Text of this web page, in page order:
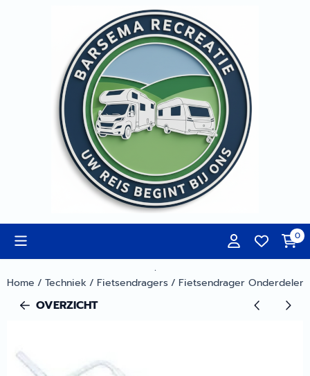
Cookievoorkeuren zijn momenteel gesloten.
0
.
Home / Techniek/ Fietsendragers/ Fietsendrager Onderdelen
OVERZICHT